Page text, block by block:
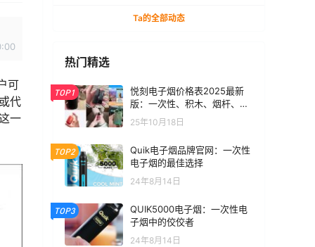
可
代
一
Ta的全部动态
热门精选
TOP1
悦刻电子烟价格表2025最新
版：一次性、积木、烟杆、烟
弹全价位汇总
25年10月18日
TOP2
Quik电子烟品牌官网：一次性
电子烟的最佳选择
24年8月14日
TOP3
QUIK5000电子烟：一次性电
子烟中的佼佼者
24年8月14日